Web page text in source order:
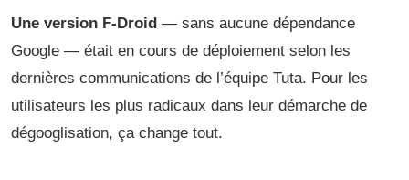
Une version F-Droid — sans aucune dépendance
Google — était en cours de déploiement selon les
dernières communications de l’équipe Tuta. Pour les
utilisateurs les plus radicaux dans leur démarche de
dégooglisation, ça change tout.